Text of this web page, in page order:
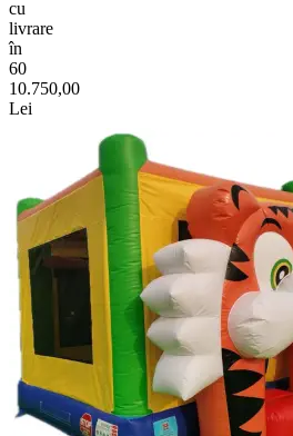
cu
livrare
în
60
10.750,00
Lei